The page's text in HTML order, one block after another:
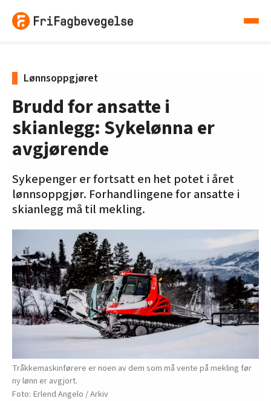
Lønnsoppgjøret
Brudd for ansatte i
skianlegg: Sykelønna er
avgjørende
Sykepenger er fortsatt en het potet i året
lønnsoppgjør. Forhandlingene for ansatte i
skianlegg må til mekling.
Tråkkemaskinførere er noen av dem som må vente på mekling før
ny lønn er avgjort.
Erlend Angelo / Arkiv